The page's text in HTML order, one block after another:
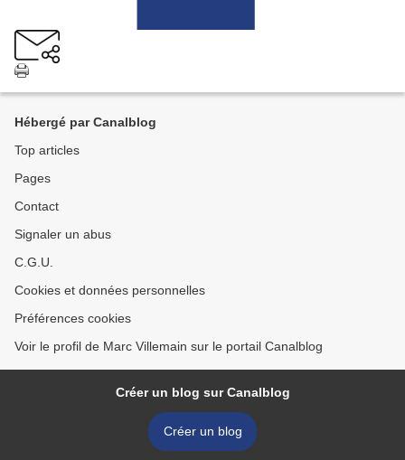
Hébergé par Canalblog
Top articles
Pages
Contact
Signaler un abus
C.G.U.
Cookies et données personnelles
Préférences cookies
Voir le profil de Marc Villemain sur le portail Canalblog
Créer un blog sur Canalblog
Créer un blog